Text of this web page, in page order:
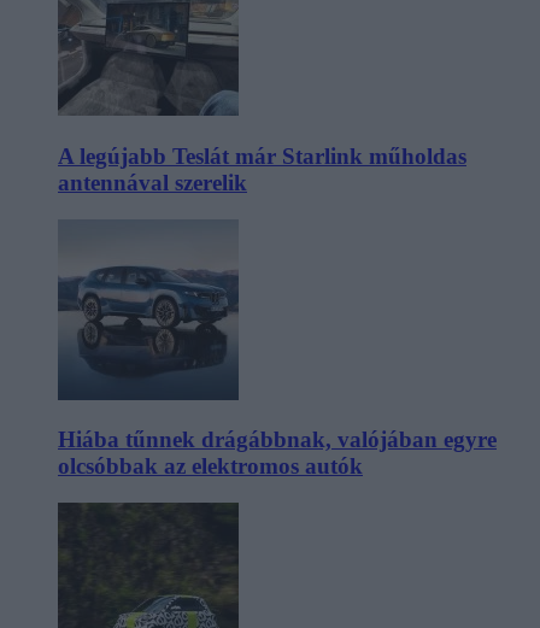
A legújabb Teslát már Starlink műholdas
antennával szerelik
Hiába tűnnek drágábbnak, valójában egyre
olcsóbbak az elektromos autók